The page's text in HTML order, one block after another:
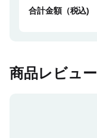
合計金額（税込)
商品レビュー